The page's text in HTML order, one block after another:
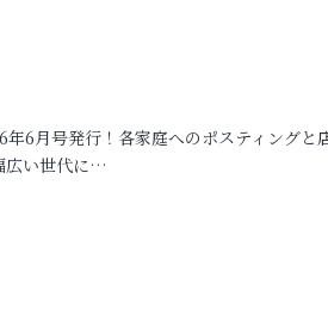
年6月号発行！各家庭へのポスティングと
広い世代に…